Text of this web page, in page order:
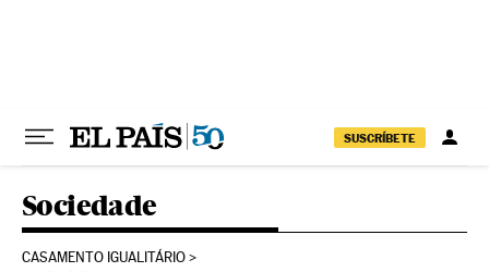
SUSCRÍBETE
Sociedade
CASAMENTO IGUALITÁRIO